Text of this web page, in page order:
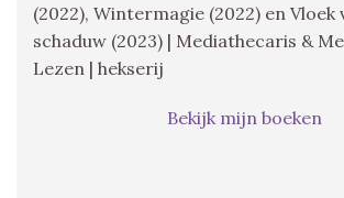
(2022), Wintermagie (2022) en Vloek
schaduw (2023) | Mediathecaris &
Lezen | hekserij
Bekijk mijn boeken